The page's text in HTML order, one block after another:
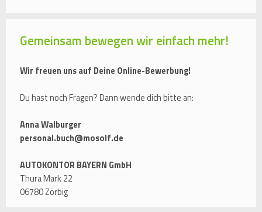
Gemeinsam bewegen wir einfach mehr!
Wir freuen uns auf Deine Online-Bewerbung!
Du hast noch Fragen? Dann wende dich bitte an:
Anna Walburger
personal.buch@mosolf.de
AUTOKONTOR BAYERN GmbH
Thura Mark 22
06780 Zörbig